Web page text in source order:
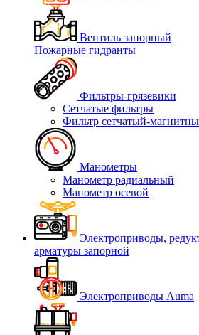
Вентиль запорный
Пожарные гидранты
Фильтры-грязевики
Сетчатые фильтры
Фильтр сетчатый-
Манометры
Манометр радиальный
Манометр осевой
Электроприводы,
арматуры запорной
Электроприводы Auma